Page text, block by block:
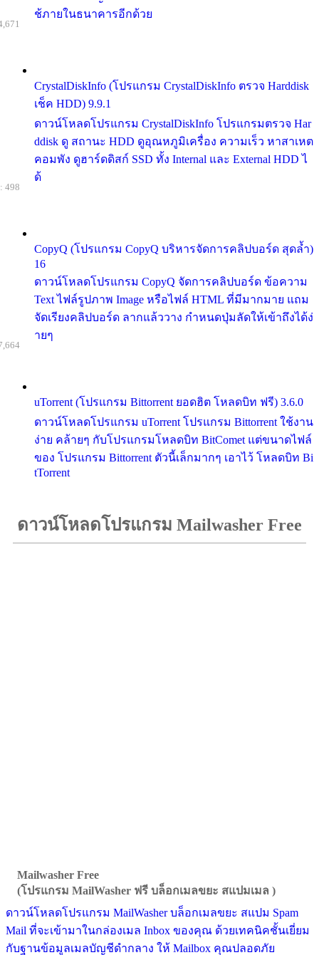
ช้ภายในธนาคารอีกด้วย
CrystalDiskInfo (โปรแกรม CrystalDiskInfo ตรวจ Harddisk
เช็ค HDD) 9.9.1
ดาวน์โหลดโปรแกรม CrystalDiskInfo โปรแกรมตรวจ Har
ddisk ดู สถานะ HDD ดูอุณหภูมิเครื่อง ความเร็ว หาสาเหต
คอมพัง ดูฮาร์ดดิสก์ SSD ทั้ง Internal และ External HDD ไ
ด้
CopyQ (โปรแกรม CopyQ บริหารจัดการคลิปบอร์ด สุดล้ำ)
16
ดาวน์โหลดโปรแกรม CopyQ จัดการคลิปบอร์ด ข้อความ
Text ไฟล์รูปภาพ Image หรือไฟล์ HTML ที่มีมากมาย แถม
จัดเรียงคลิปบอร์ด ลากแล้ววาง กำหนดปุ่มลัดให้เข้าถึงได้ง่
ายๆ
498
uTorrent (โปรแกรม Bittorrent ยอดฮิต โหลดบิท ฟรี) 3.6.0
ดาวน์โหลดโปรแกรม uTorrent โปรแกรม Bittorrent ใช้งาน
ง่าย คล้ายๆ กับโปรแกรมโหลดบิท BitComet แต่ขนาดไฟล์
ของ โปรแกรม Bittorrent ตัวนี้เล็กมากๆ เอาไว้ โหลดบิท Bi
tTorrent
ดาวน์โหลดโปรแกรม Mailwasher Free
Mailwasher Free
(โปรแกรม MailWasher ฟรี บล็อกเมลขยะ สแปมเมล )
ดาวน์โหลดโปรแกรม MailWasher บล็อกเมลขยะ สแปม Spam
Mail ที่จะเข้ามาในกล่องเมล Inbox ของคุณ ด้วยเทคนิคชั้นเยี่ยม
กับฐานข้อมูลเมลบัญชีดำกลาง ให้ Mailbox คุณปลอดภัย